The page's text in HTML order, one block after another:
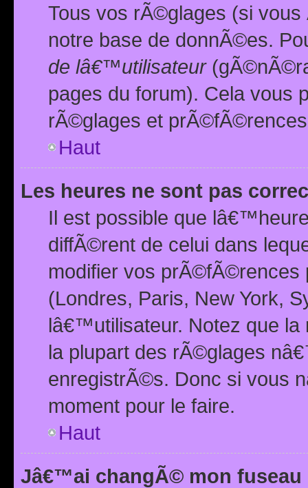
Tous vos rÃ©glages (si
notre base de donnÃ©es.
de lâ€™utilisateur
pages du forum). Cela vous
rÃ©glages et
Haut
Les heures ne sont pas
Il est possible que
diffÃ©rent de celui dans
modifier vos prÃ©fÃ©rences
(Londres, Paris, New York,
lâ€™utilisateur. Notez que la
la plupart des rÃ©glages
enregistrÃ©s. Donc si vous
moment pour le faire.
Haut
Jâ€™ai changÃ© mon